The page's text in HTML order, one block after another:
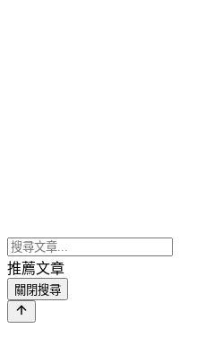
推薦文章
關閉搜尋